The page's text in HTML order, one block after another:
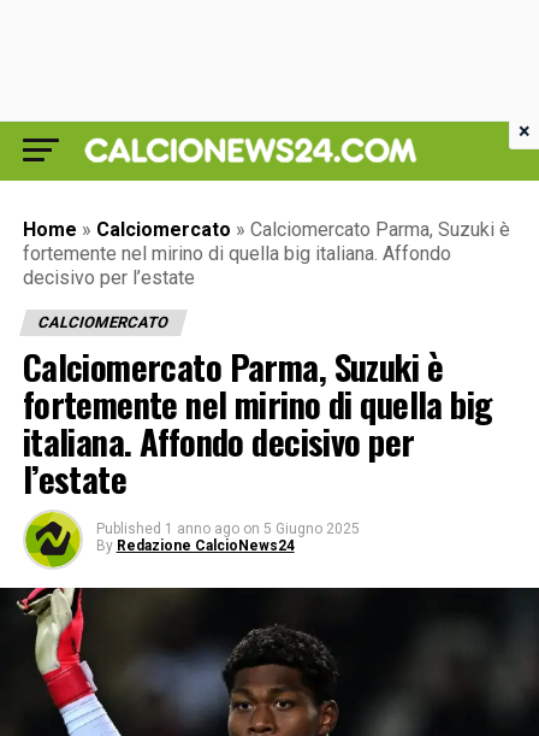
Home » Calciomercato » Calciomercato Parma, Suzuki è
fortemente nel mirino di quella big italiana. Affondo
decisivo per l’estate
CALCIOMERCATO
Calciomercato Parma, Suzuki è
fortemente nel mirino di quella big
italiana. Affondo decisivo per
l’estate
Published 1 anno ago on 5 Giugno 2025
By Redazione CalcioNews24
×